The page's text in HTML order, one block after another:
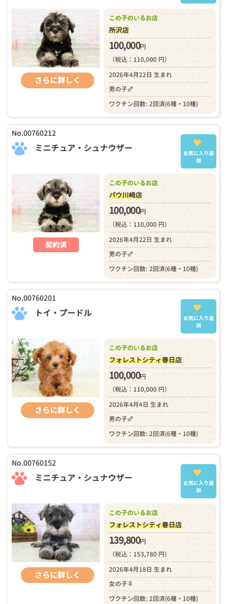
さらに詳しく
この子のいるお店
所沢店
100,000円
（税込：110,000 円）
2026年4月22日 生まれ
男の子♂
ワクチン回数: 2回済(6種・10種)
No.00760212
ミニチュア・シュナウザー
お気に入り追
加
契約済
この子のいるお店
パウ川崎店
100,000円
（税込：110,000 円）
2026年4月22日 生まれ
男の子♂
ワクチン回数: 2回済(6種・10種)
No.00760201
トイ・プードル
お気に入り追
加
さらに詳しく
この子のいるお店
フォレストシティ春日店
100,000円
（税込：110,000 円）
2026年4月4日 生まれ
男の子♂
ワクチン回数: 2回済(6種・10種)
No.00760152
ミニチュア・シュナウザー
お気に入り追
加
さらに詳しく
この子のいるお店
フォレストシティ春日店
139,800円
（税込：153,780 円）
2026年4月18日 生まれ
女の子♀
ワクチン回数: 2回済(6種・10種)